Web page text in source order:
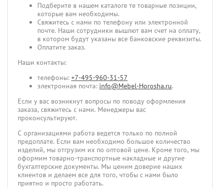
Подберите в нашем каталоге те товарные позиции,
которые вам необходимы.
Свяжитесь с нами по телефону или электронной
почте. Наши сотрудники вышлют вам счет на оплату,
в котором будут указаны все банковские реквизиты.
Оплатите заказ.
Наши контакты:
телефоны: +7-495-960-31-57
электронная почта: info@Mebel-Horosha.ru.
Если у вас возникнут вопросы по поводу оформления
заказа, свяжитесь с нами. Менеджеры вас
проконсультируют.
С организациями работа ведется только по полной
предоплате. Если вам необходимо большое количество
изделий, мы отгрузим их по оптовой цене. Кроме того, мы
оформим товарно-транспортные накладные и другие
бухгалтерские документы. Мы ценим доверие наших
клиентов и делаем все для того, чтобы с нами было
приятно и просто работать.